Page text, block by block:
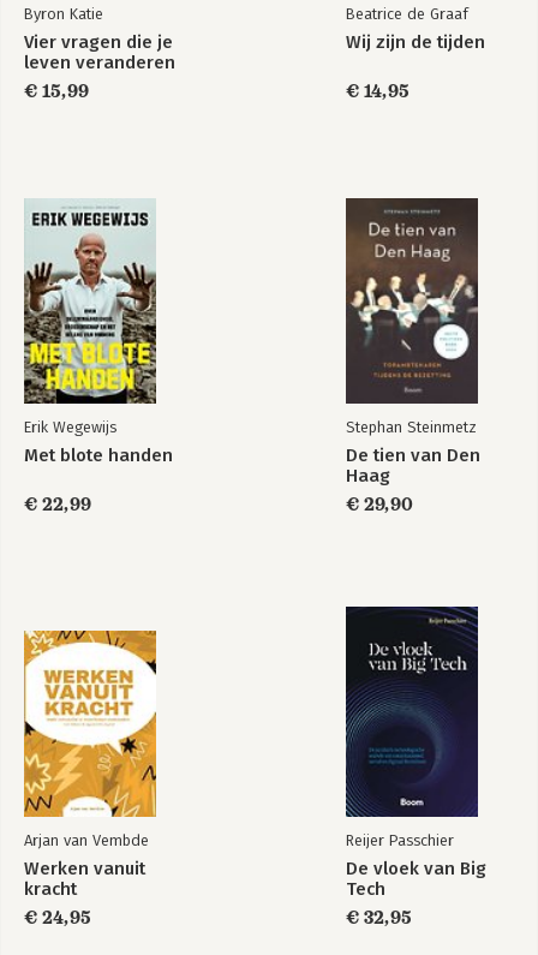
Byron Katie
Vier vragen die je
leven veranderen
€ 15,99
Beatrice de Graaf
Wij zijn de tijden
€ 14,95
Erik Wegewijs
Met blote handen
€ 22,99
Stephan Steinmetz
De tien van Den
Haag
€ 29,90
Arjan van Vembde
Werken vanuit
kracht
€ 24,95
Reijer Passchier
De vloek van Big
Tech
€ 32,95